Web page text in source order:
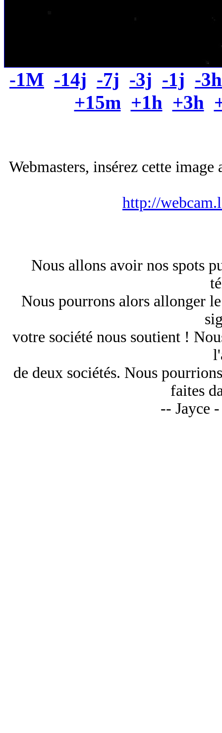
-1M -14j -7j -3j -1j -3h
+15m +1h +3h
Webmasters, insérez cette
http://
Nous allons avoir nos spots
Nous pourrons alors allonger
votre société nous soutient !
de deux sociétés. Nous
faites
-- Jayce